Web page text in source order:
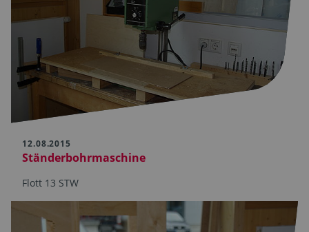
12.08.2015
Ständerbohrmaschine
Flott 13 STW